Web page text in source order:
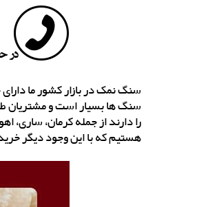
سنگ نمک در بازار کشور ما دارای
سنگ ها بسیار است و مشتریان
را دارند از جمله کرمان،
هستیم که با این وجود دیگر